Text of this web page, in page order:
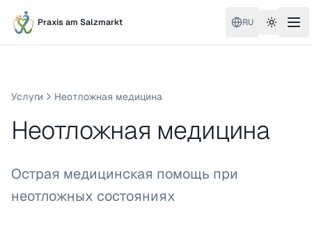
Praxis am Salzmarkt RU Toggle
Услуги Неотложная медицина
Неотложная медицина
Острая медицинская помощь при
неотложных состояниях